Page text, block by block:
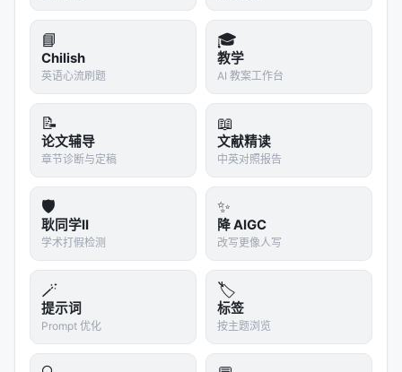
📘
Chilish
英语心流刷题
🎓
教学
AI 教案工作台
📝
论文辅导
章节诊断与定稿
📖
文献精读
中英对照报告
🛡️
耿同学II
学术打假检测
✨
降 AIGC
改写更像人写
🪄
提示词
Prompt 优化
🏷️
标签
按主题浏览